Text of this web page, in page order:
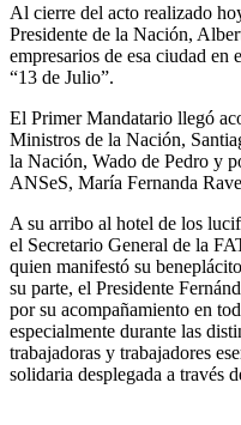
Al cierre del acto realizado
Presidente de la Nación,
empresarios de esa ciudad
“13 de Julio”.
El Primer Mandatario llegó
Ministros de la Nación,
la Nación, Wado de Pedro y
ANSeS, María Fernanda
A su arribo al hotel de los
el Secretario General de la
quien manifestó su
su parte, el Presidente
por su acompañamiento en
especialmente durante las
trabajadoras y trabajadores
solidaria desplegada a través